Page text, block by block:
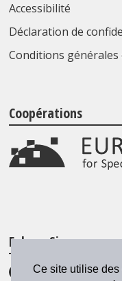
Ce site utilise
Accessibilité
Déclaration de
Conditions générales
Coopérations
Folgen Sie uns